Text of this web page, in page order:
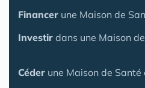
Financer une Maison de
Investir dans une Maison
Céder une Maison de Santé